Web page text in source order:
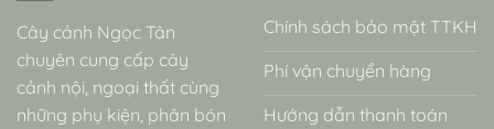
Cây cảnh Ngọc Tân
chuyên cung cấp cây
cảnh nội, ngoại thất cùng
những phụ kiện, phân bón
Chính sách bảo mật TTKH
Phí vận chuyển hàng
Hướng dẫn thanh toán